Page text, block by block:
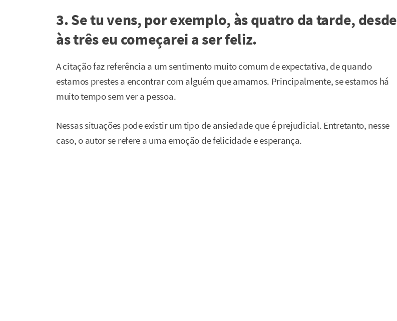
3. Se tu vens, por exemplo, às quatro da tarde, desde
às três eu começarei a ser feliz.
A citação faz referência a um sentimento muito comum de expectativa, de quando
estamos prestes a encontrar com alguém que amamos. Principalmente, se estamos há
muito tempo sem ver a pessoa.
Nessas situações pode existir um tipo de ansiedade que é prejudicial. Entretanto, nesse
caso, o autor se refere a uma emoção de felicidade e esperança.